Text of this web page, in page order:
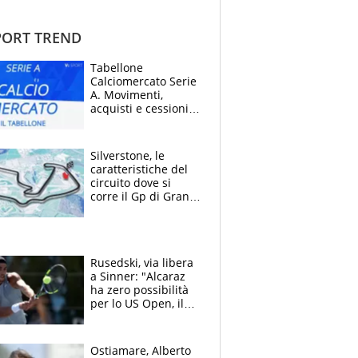
TREND
Tabellone
Calciomercato Serie
A. Movimenti,
acquisti e cessioni:
Silverstone, le
caratteristiche del
circuito dove si
corre il Gp di Gran
Rusedski, via libera
a Sinner: "Alcaraz
ha zero possibilità
per lo US Open, il
Ostiamare, Alberto